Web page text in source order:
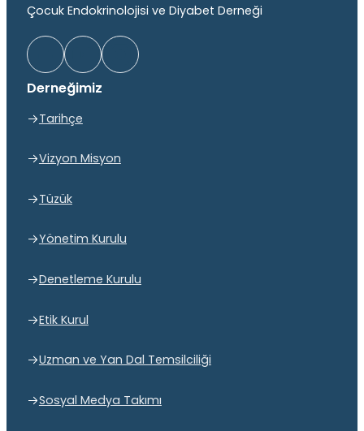
Çocuk Endokrinolojisi ve Diyabet Derneği
Derneğimiz
Tarihçe
Vizyon Misyon
Tüzük
Yönetim Kurulu
Denetleme Kurulu
Etik Kurul
Uzman ve Yan Dal Temsilciliği
Sosyal Medya Takımı